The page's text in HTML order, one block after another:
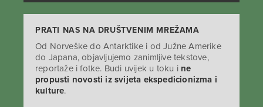
PRATI NAS NA DRUŠTVENIM MREŽAMA
Od Norveške do Antarktike i od Južne Amerike
do Japana, objavljujemo zanimljive tekstove,
reportaže i fotke. Budi uvijek u toku i ne
propusti novosti iz svijeta ekspedicionizma i
kulture.